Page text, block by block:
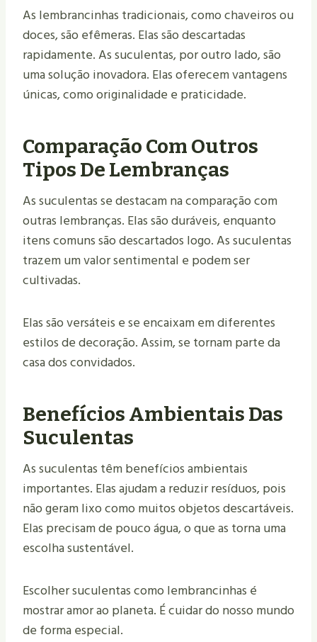
As lembrancinhas tradicionais, como chaveiros ou
doces, são efêmeras. Elas são descartadas
rapidamente. As suculentas, por outro lado, são
uma solução inovadora. Elas oferecem vantagens
únicas, como originalidade e praticidade.
Comparação Com Outros
Tipos De Lembranças
As suculentas se destacam na comparação com
outras lembranças. Elas são duráveis, enquanto
itens comuns são descartados logo. As suculentas
trazem um valor sentimental e podem ser
cultivadas.
Elas são versáteis e se encaixam em diferentes
estilos de decoração. Assim, se tornam parte da
casa dos convidados.
Benefícios Ambientais Das
Suculentas
As suculentas têm benefícios ambientais
importantes. Elas ajudam a reduzir resíduos, pois
não geram lixo como muitos objetos descartáveis.
Elas precisam de pouco água, o que as torna uma
escolha sustentável.
Escolher suculentas como lembrancinhas é
mostrar amor ao planeta. É cuidar do nosso mundo
de forma especial.